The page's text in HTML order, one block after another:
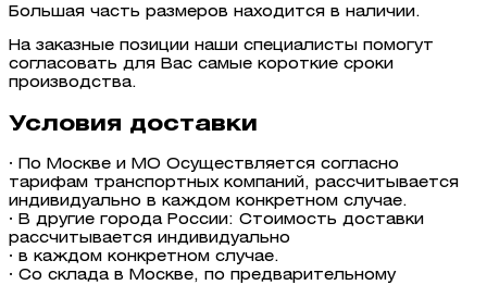
Большая часть размеров находится в наличии.
На заказные позиции наши специалисты помогут
согласовать для Вас самые короткие сроки
производства.
Условия доставки
· По Москве и МО Осуществляется согласно
тарифам транспортных компаний, рассчитывается
индивидуально в каждом конкретном случае.
· В другие города России: Стоимость доставки
рассчитывается индивидуально
· в каждом конкретном случае.
· Со склада в Москве, по предварительному